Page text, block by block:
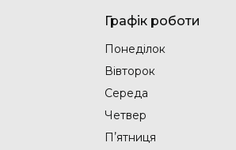
Графік роботи
Понеділок
Вівторок
Середа
Четвер
Пʼятниця